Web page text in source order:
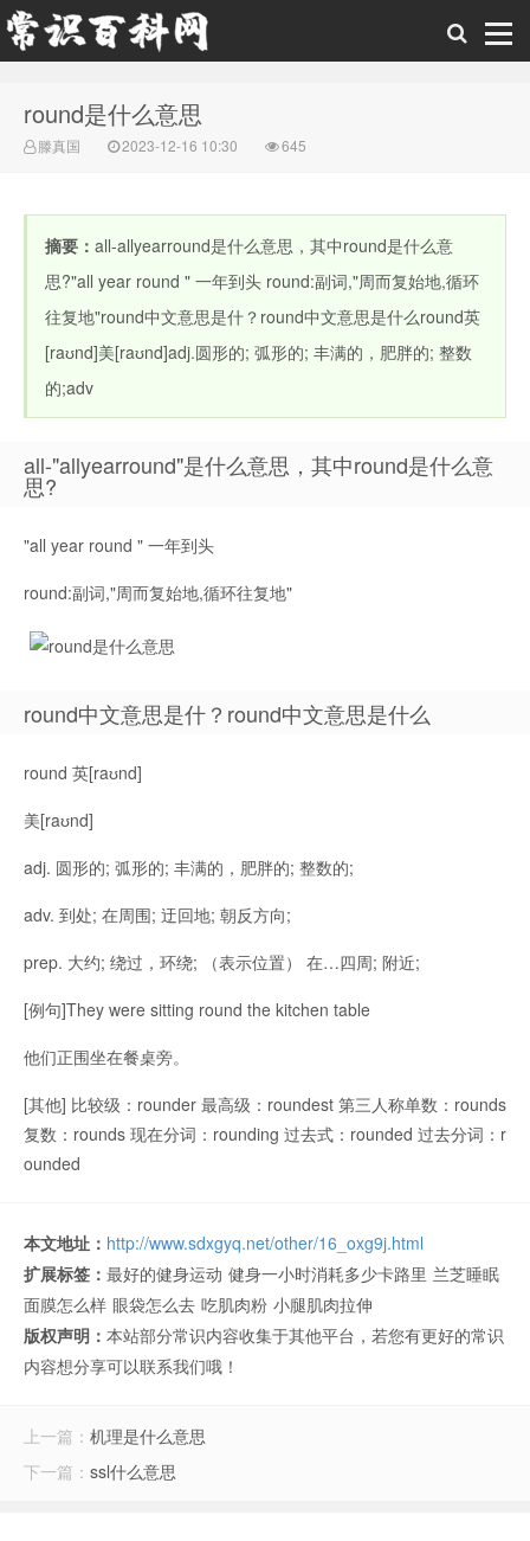
常识百科网
round是什么意思
滕真国 2023-12-16 10:30 645
摘要： all-allyearround是什么意思，其中round是什么意
思?"all year round " 一年到头 round:副词,"周而复始地,循环
往复地"round中文意思是什？round中文意思是什么round英
[raʊnd]美[raʊnd]adj.圆形的; 弧形的; 丰满的，肥胖的; 整数
的;adv
all-"allyearround"是什么意思，其中round是什么意
思?
"all year round " 一年到头
round:副词,"周而复始地,循环往复地"
round中文意思是什？round中文意思是什么
round 英[raʊnd]
美[raʊnd]
adj. 圆形的; 弧形的; 丰满的，肥胖的; 整数的;
adv. 到处; 在周围; 迂回地; 朝反方向;
prep. 大约; 绕过，环绕; （表示位置） 在…四周; 附近;
[例句]They were sitting round the kitchen table
他们正围坐在餐桌旁。
[其他] 比较级：rounder 最高级：roundest 第三人称单数：rounds
复数：rounds 现在分词：rounding 过去式：rounded 过去分词：r
ounded
本文地址： http://www.sdxgyq.net/other/16_oxg9j.html
扩展标签： 最好的健身运动 健身一小时消耗多少卡路里 兰芝睡眠
面膜怎么样 眼袋怎么去 吃肌肉粉 小腿肌肉拉伸
版权声明： 本站部分常识内容收集于其他平台，若您有更好的常识
内容想分享可以联系我们哦！
上一篇： 机理是什么意思
下一篇： ssl什么意思